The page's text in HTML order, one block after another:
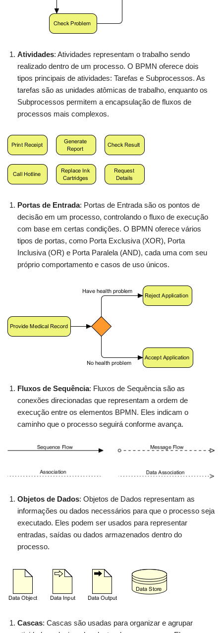
Atividades: Atividades representam o trabalho sendo
realizado dentro de um processo. O BPMN oferece dois
tipos principais de atividades: Tarefas e Subprocessos. As
tarefas são as unidades atômicas de trabalho, enquanto os
Subprocessos permitem a encapsulação de fluxos de
processos mais complexos.
Portas de Entrada: Portas de Entrada são os pontos de
decisão em um processo, controlando o fluxo de execução
com base em certas condições. O BPMN oferece vários
tipos de portas, como Porta Exclusiva (XOR), Porta
Inclusiva (OR) e Porta Paralela (AND), cada uma com seu
próprio comportamento e casos de uso únicos.
Fluxos de Sequência: Fluxos de Sequência são as
conexões direcionadas que representam a ordem de
execução entre os elementos BPMN. Eles indicam o
caminho que o processo seguirá conforme avança.
Objetos de Dados: Objetos de Dados representam as
informações ou dados necessários para que o processo seja
executado. Eles podem ser usados para representar
entradas, saídas ou dados armazenados dentro do
processo.
Cascas: Cascas são usadas para organizar e agrupar